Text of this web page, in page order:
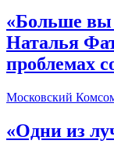
«Больше вы
Наталья
проблемах
Московский
«Одни из